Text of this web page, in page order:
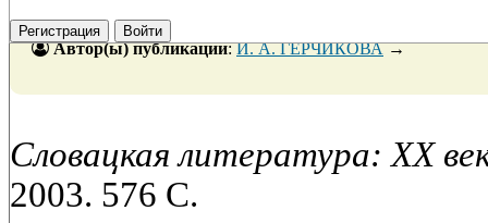
Регистрация Войти
Автор(ы) публикации:И. А. ГЕРЧИКОВА→
Словацкая литература: XX
2003. 576 С.